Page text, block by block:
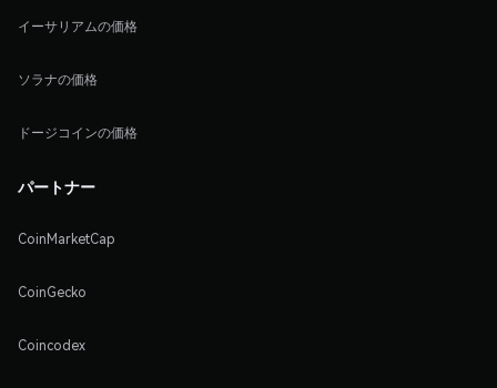
イーサリアムの価格
ソラナの価格
ドージコインの価格
パートナー
CoinMarketCap
CoinGecko
Coincodex